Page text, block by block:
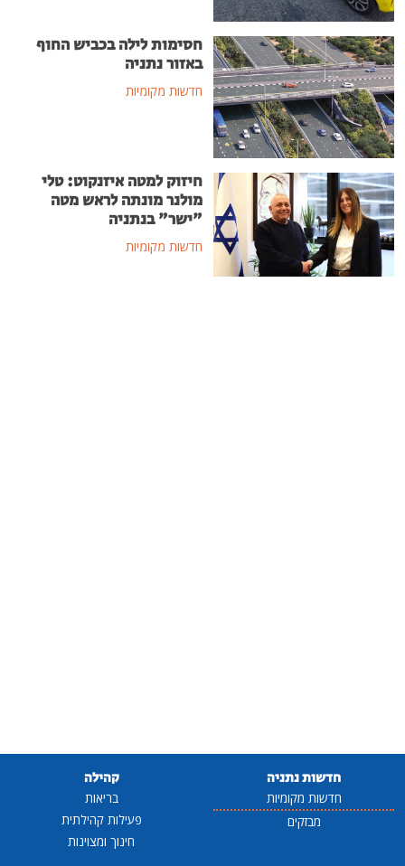
חסימות לילה בכביש החוף
באזור נתניה
חדשות מקומיות
חיזוק למטה איזנקוט: טלי
מולנר מונתה לראש מטה
"ישר" בנתניה
חדשות מקומיות
חדשות נתניה
חדשות מקומיות
מבזקים
קהילה
בריאות
פעילות קהילתית
חינוך ומצוינות